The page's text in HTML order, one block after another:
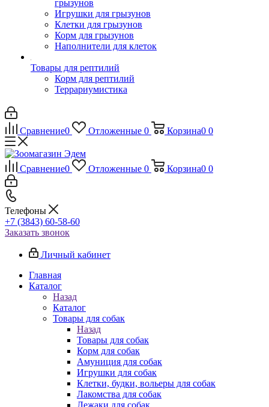
грызунов
Игрушки для грызунов
Клетки для грызунов
Корм для грызунов
Наполнители для клеток
Товары для рептилий
Корм для рептилий
Террариумистика
Сравнение0 Отложенные 0 Корзина0 0
Сравнение0 Отложенные 0 Корзина0 0
Телефоны
+7 (3843) 60-58-60
Заказать звонок
Личный кабинет
Главная
Каталог
Назад
Каталог
Товары для собак
Назад
Товары для собак
Корм для собак
Амуниция для собак
Игрушки для собак
Клетки, будки, вольеры для собак
Лакомства для собак
Лежаки для собак